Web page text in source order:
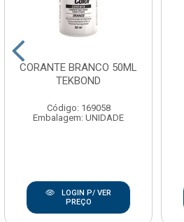
CORANTE BRANCO 50ML
TEKBOND
Código: 169058
Embalagem: UNIDADE
LOGIN P/ VER
PREÇO